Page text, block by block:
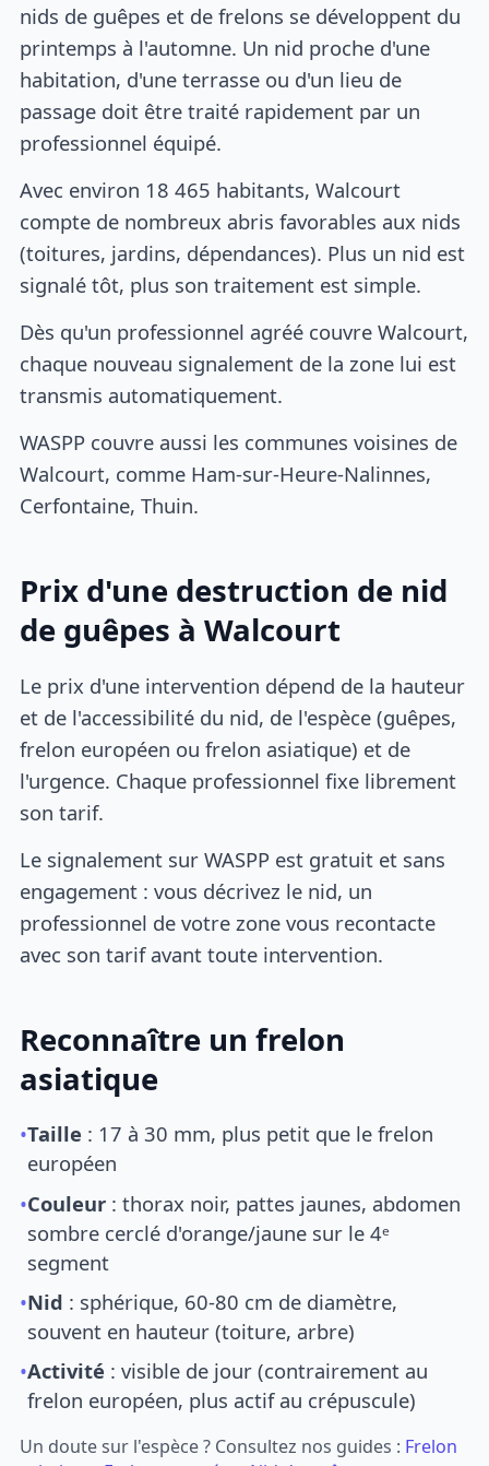
nids de guêpes et de frelons se développent du
printemps à l'automne. Un nid proche d'une
habitation, d'une terrasse ou d'un lieu de
passage doit être traité rapidement par un
professionnel équipé.
Avec environ 18 465 habitants, Walcourt
compte de nombreux abris favorables aux nids
(toitures, jardins, dépendances). Plus un nid est
signalé tôt, plus son traitement est simple.
Dès qu'un professionnel agréé couvre Walcourt,
chaque nouveau signalement de la zone lui est
transmis automatiquement.
WASPP couvre aussi les communes voisines de
Walcourt, comme Ham-sur-Heure-Nalinnes,
Cerfontaine, Thuin.
Prix d'une destruction de nid
de guêpes à Walcourt
Le prix d'une intervention dépend de la hauteur
et de l'accessibilité du nid, de l'espèce (guêpes,
frelon européen ou frelon asiatique) et de
l'urgence. Chaque professionnel fixe librement
son tarif.
Le signalement sur WASPP est gratuit et sans
engagement : vous décrivez le nid, un
professionnel de votre zone vous recontacte
avec son tarif avant toute intervention.
Reconnaître un frelon
asiatique
•Taille : 17 à 30 mm, plus petit que le frelon
européen
•Couleur : thorax noir, pattes jaunes, abdomen
sombre cerclé d'orange/jaune sur le 4ᵉ
segment
•Nid : sphérique, 60-80 cm de diamètre,
souvent en hauteur (toiture, arbre)
•Activité : visible de jour (contrairement au
frelon européen, plus actif au crépuscule)
Un doute sur l'espèce ? Consultez nos guides : Frelon